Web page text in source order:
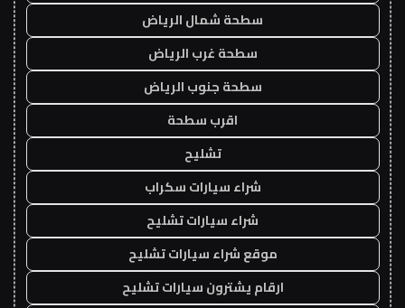
سطحة شمال الرياض
سطحة غرب الرياض
سطحة جنوب الرياض
اقرب سطحة
تشليح
شراء سيارات سكراب
شراء سيارات تشليح
موقع شراء سيارات تشليح
ارقام يشترون سيارات تشليح